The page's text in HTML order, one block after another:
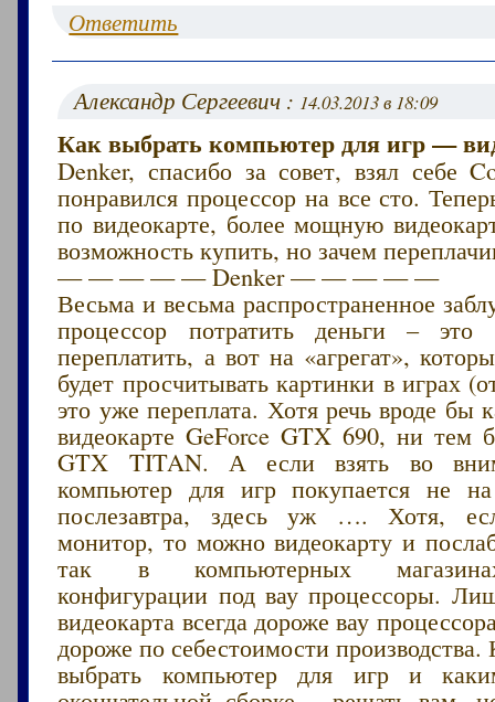
Ответить
Александр Сергеевич : 14.03.2013 в 18:09
Как выбрать компьютер для игр —
Denker, спасибо за совет, взял себе
понравился процессор на все сто.
по видеокарте, более мощную
возможность купить, но зачем
— — — — — Denker — — — — —
Весьма и весьма распространенное
процессор потратить деньги –
переплатить, а вот на «агрегат»,
будет просчитывать картинки в играх
это уже переплата. Хотя речь вроде бы
видеокарте GeForce GTX 690, ни тем
GTX TITAN. А если взять во
компьютер для игр покупается не
послезавтра, здесь уж …. Хотя,
монитор, то можно видеокарту и
так в компьютерных
конфигурации под вау процессоры.
видеокарта всегда дороже вау
дороже по себестоимости
выбрать компьютер для игр и